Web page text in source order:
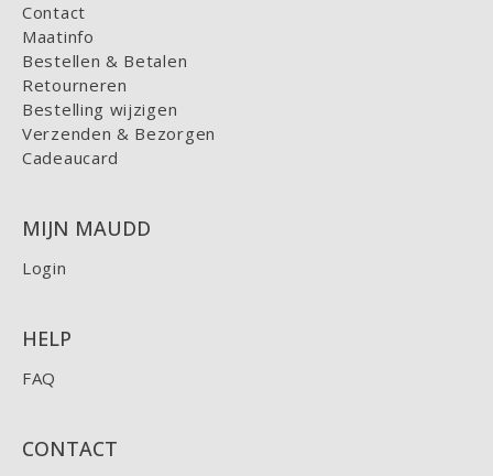
Contact
Maatinfo
Bestellen & Betalen
Retourneren
Bestelling wijzigen
Verzenden & Bezorgen
Cadeaucard
MIJN MAUDD
Login
HELP
FAQ
CONTACT